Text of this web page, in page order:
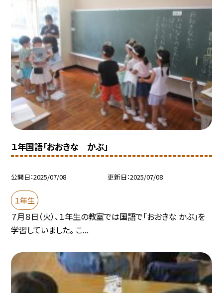
１年国語「おおきな かぶ」
公開日 2025/07/08 更新日 2025/07/08
１年生
７月８日（火）、１年生の教室では国語で「おおきな かぶ」を
学習していました。 こ...